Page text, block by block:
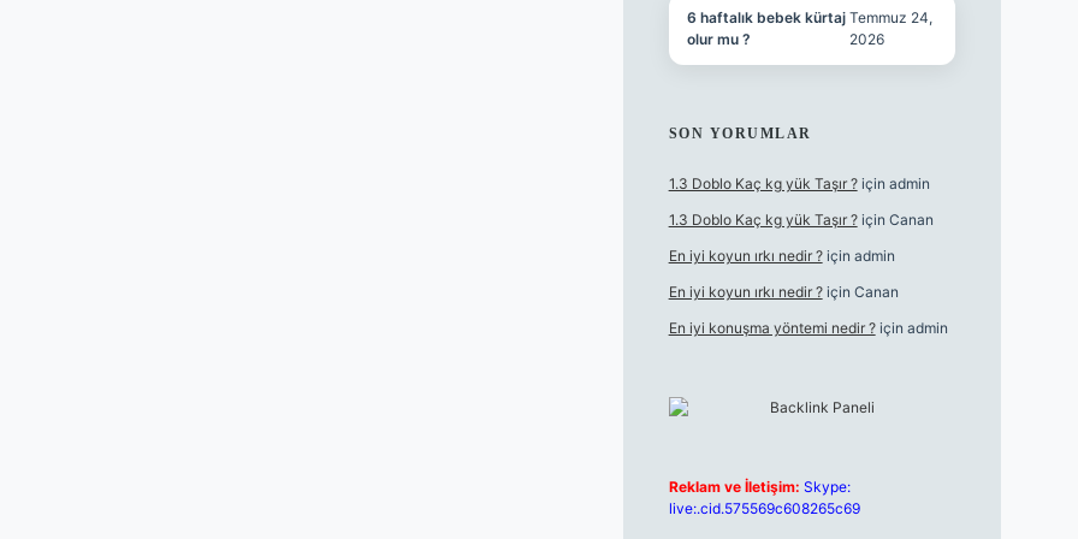
6 haftalık bebek kürtaj
olur mu ?
Temmuz 24,
2026
SON YORUMLAR
1.3 Doblo Kaç kg yük Taşır ?için admin
1.3 Doblo Kaç kg yük Taşır ?için Canan
En iyi koyun ırkı nedir ?için admin
En iyi koyun ırkı nedir ?için Canan
En iyi konuşma yöntemi nedir ?için admin
Reklam ve İletişim: Skype:
live:.cid.575569c608265c69